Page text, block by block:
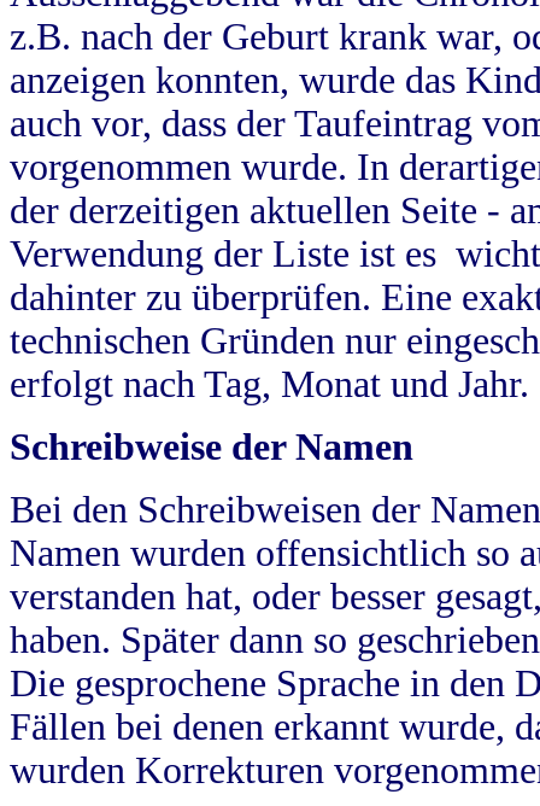
z.B. nach der Geburt krank war,
anzeigen konnten, wurde das
auch vor, dass der Taufeintrag
vorgenommen wurde. In
der derzeitigen aktuellen Seite -
Verwendung der Liste ist es
dahinter zu überprüfen. Eine
technischen Gründen nur
erfolgt nach Tag, Monat und Jahr.
Schreibweise der Namen
Bei den Schreibweisen der
Namen wurden offensichtlich so
verstanden hat, oder besser
haben. Später dann so
Die gesprochene Sprache in
Fällen bei denen erkannt wurde,
wurden Korrekturen